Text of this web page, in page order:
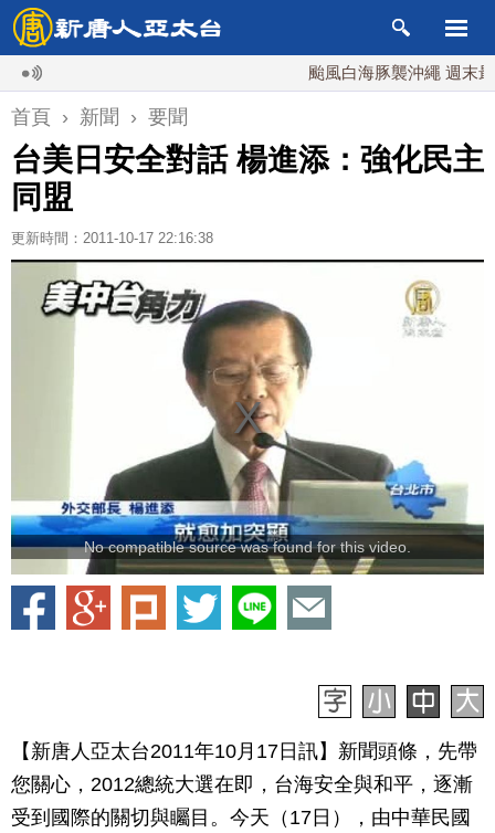
颱風白海豚襲沖繩 週末最近台
首頁 › 新聞 › 要聞
台美日安全對話 楊進添：強化民主
同盟
更新時間：2011-10-17 22:16:38
No compatible source was found for this video.
【新唐人亞太台2011年10月17日訊】新聞頭條，先帶
您關心，2012總統大選在即，台海安全與和平，逐漸
受到國際的關切與矚目。今天（17日），由中華民國